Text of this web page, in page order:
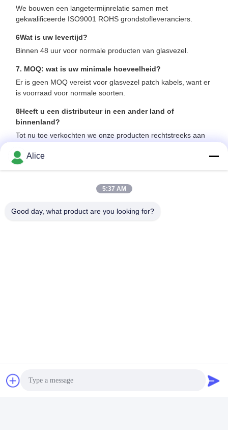
We bouwen een langetermijnrelatie samen met
gekwalificeerde ISO9001 ROHS grondstofleveranciers.
6Wat is uw levertijd?
Binnen 48 uur voor normale producten van glasvezel.
7. MOQ: wat is uw minimale hoeveelheid?
Er is geen MOQ vereist voor glasvezel patch kabels, want er
is voorraad voor normale soorten.
8Heeft u een distributeur in een ander land of
binnenland?
Tot nu toe verkochten we onze producten rechtstreeks aan
9. Betaling
Paypal zijn aanvaardbaar.
10Verzending en levering
Alice
5:37 AM
Good day, what product are you looking for?